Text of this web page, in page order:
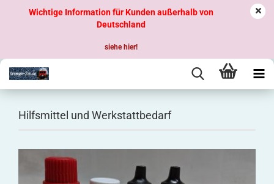
Wichtige Information für Kunden außerhalb von
Deutschland
siehe hier!
Hilfsmittel und Werkstattbedarf